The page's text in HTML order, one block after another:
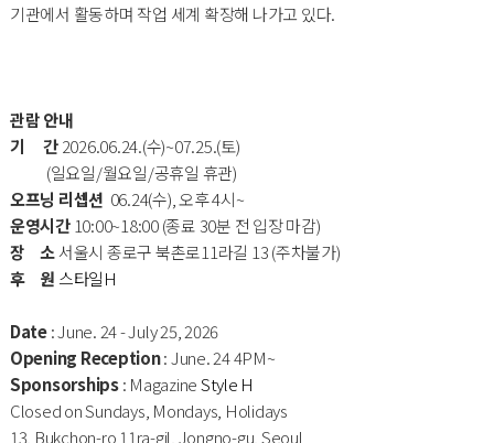
기관에서 활동하며 작업 세계 확장해 나가고 있다.
관람 안내
기 간2026.06.24.(수)~07.25.(토)
(일요일/월요일/공휴일 휴관)
오프닝 리셉션 06.24(수), 오후 4시~
운영시간 10:00~18:00 (종료 30분 전 입장 마감)
장 소서울시 종로구 북촌로11라길 13 (주차불가)
후 원스타일H
Date: June. 24 - July 25, 2026
Opening Reception: June. 24 4PM~
Sponsorships: MagazineStyle H
Closed on Sundays, Mondays, Holidays
13, Bukchon-ro 11ra-gil, Jongno-gu, Seoul